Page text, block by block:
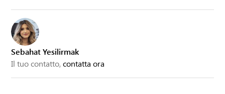
Sebahat Yesilirmak
Il tuo contatto,contatta ora